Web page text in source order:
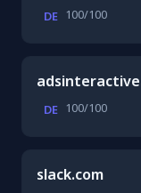
DE 100/100
DE 100/100
slack.com